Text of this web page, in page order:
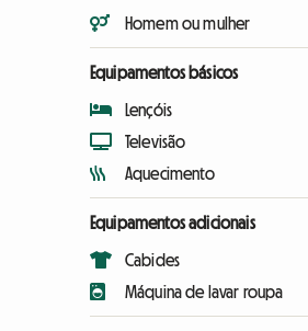
Homem ou mulher
Equipamentos básicos
Lençóis
Televisão
Aquecimento
Equipamentos adicionais
Cabides
Máquina de lavar roupa